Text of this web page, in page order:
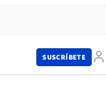
SUSCRÍBETE